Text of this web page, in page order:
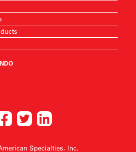
Specialties, Inc.